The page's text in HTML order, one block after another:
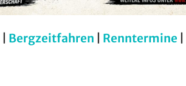
Bergzeitfahren Renntermine